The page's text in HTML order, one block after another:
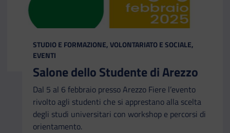
CATEGORIA:
STUDIO E FORMAZIONE, VOLONTARIATO E SOCIALE,
EVENTI
Salone dello Studente di Arezzo
Dal 5 al 6 febbraio presso Arezzo Fiere l’evento
rivolto agli studenti che si apprestano alla scelta
degli studi universitari con workshop e percorsi di
orientamento.